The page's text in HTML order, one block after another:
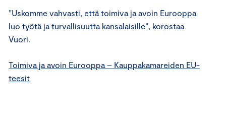
”Uskomme vahvasti, että toimiva ja avoin Eurooppa
luo työtä ja turvallisuutta kansalaisille”, korostaa
Vuori.
Toimiva ja avoin Eurooppa – Kauppakamareiden EU-
teesit